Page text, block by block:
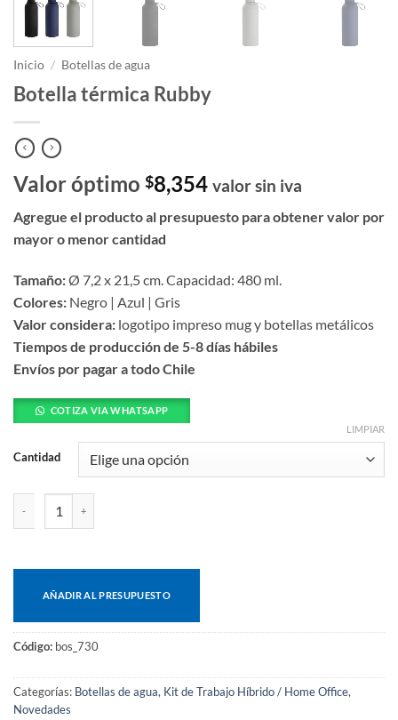
Inicio / Botellas de agua
Botella térmica Rubby
Valor óptimo $8,354 valor sin iva
Agregue el producto al presupuesto para obtener valor por
mayor o menor cantidad
Tamaño:Ø 7,2 x 21,5 cm. Capacidad: 480 ml.
Colores: Negro | Azul | Gris
Valor considera: logotipo impreso mug y botellas metálicos
Tiempos de producción de 5-8 días hábiles
Envíos por pagar a todo Chile
COTIZA VIA WHATSAPP
Cantidad
LIMPIAR
AÑADIR AL PRESUPUESTO
Código: bos_730
Categorías: Botellas de agua, Kit de Trabajo Híbrido / Home Office,
Novedades